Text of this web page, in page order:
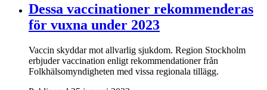
Dessa vaccinationer rekommenderas
för vuxna under 2023
Vaccin skyddar mot allvarlig sjukdom. Region Stockholm
erbjuder vaccination enligt rekommendationer från
Folkhälsomyndigheten med vissa regionala tillägg.